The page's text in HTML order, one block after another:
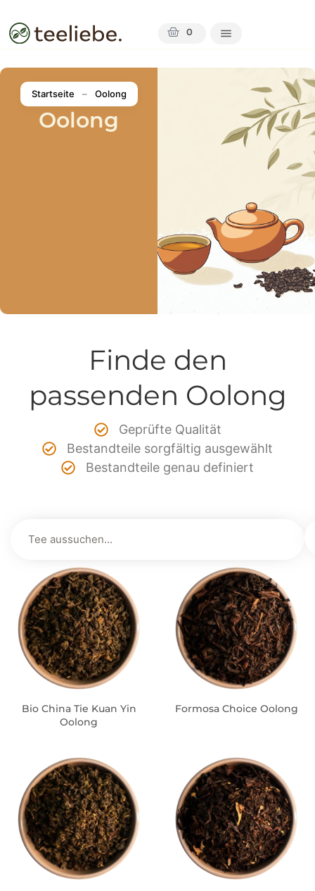
0
Startseite – Oolong
Oolong
Oolong bewusst kaufen
Finde den
passenden Oolong
Geprüfte Qualität
Bestandteile sorgfältig ausgewählt
Bestandteile genau definiert
Bio China Tie Kuan Yin
Oolong
Formosa Choice Oolong